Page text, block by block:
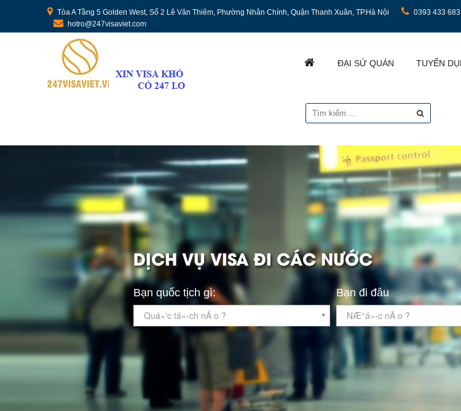
Tòa A Tầng 5 Golden West, Số 2 Lê Văn Thiêm, Phường Nhân Chính, Quận Thanh Xuân, TP.Hà Nội
0393 433 683
hotro@247visaviet.com
ĐẠI SỨ QUÁN TUYỂN
DỊCH VỤ VISA ĐI CÁC NƯỚC
Bạn quốc tịch gì:
Quá»‘c tá»‹ch nÃ o ?
Bạn đi đâu
NÆ°á»›c nÃ o ?